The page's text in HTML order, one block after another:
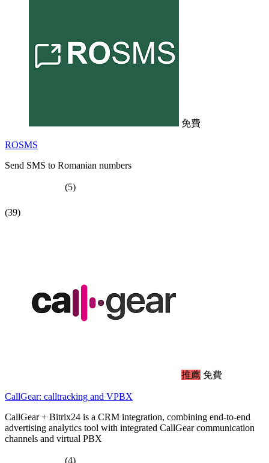
免費
ROSMS
Send SMS to Romanian numbers
(5)
(39)
推薦 免費
CallGear: calltracking and VPBX
CallGear + Bitrix24 is a CRM integration, combining end-to-end
advertising analytics tool with integrated CallGear communication
channels and virtual PBX
(4)